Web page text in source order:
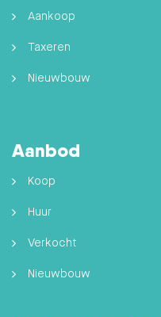
Aankoop
Taxeren
Nieuwbouw
Aanbod
Koop
Huur
Verkocht
Nieuwbouw